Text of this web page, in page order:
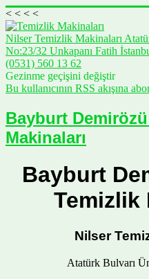
< < < <
Nilser Temizlik Makinaları
No:23/32 Unkapanı Fatih
(0531) 560 13 62
Gezinme geçişini değiştir
Bu kullanıcının RSS akışına
Bayburt
Makinaları
Bayburt
Temizlik
Nilser
Atatürk Bulvarı